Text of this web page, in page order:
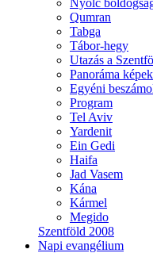
Nyolc
Qumran
Tabga
Tábor-hegy
Utazás a
Panoráma képek
Egyéni
Program
Tel Aviv
Yardenit
Ein Gedi
Haifa
Jad Vasem
Kána
Kármel
Megido
Szentföld 2008
Napi evangélium